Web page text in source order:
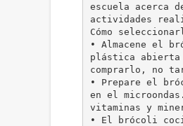
escuela acerca
actividades
Cómo
• Almacene el
plástica abierta
comprarlo, no
• Prepare el
en el
vitaminas y
• El brócoli